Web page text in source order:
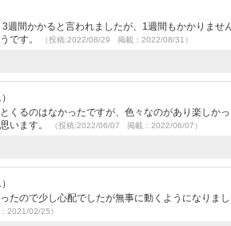
週間かかると言われましたが、1週間もかかりませ
です。
（投稿:2022/08/29 掲載：2022/08/31）
くるのはなかったですが、色々なのがあり楽しか
います。
（投稿:2022/06/07 掲載：2022/06/07）
たので少し心配でしたが無事に動くようになりま
2021/02/25）